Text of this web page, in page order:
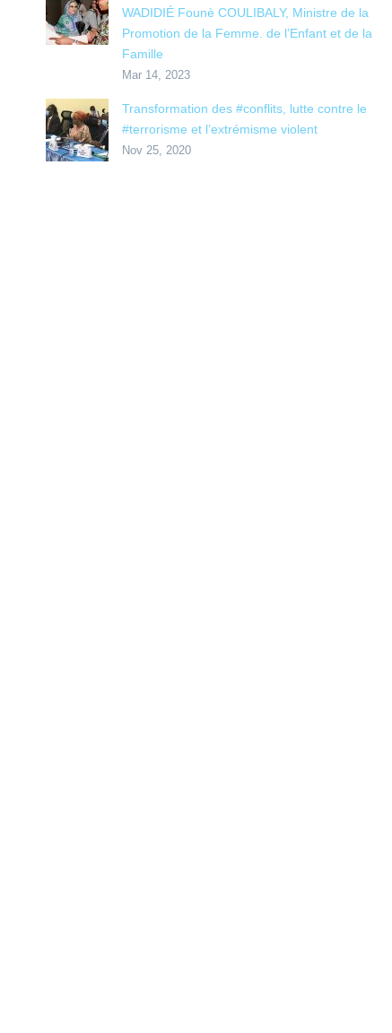
WADIDIÉ Founè COULIBALY, Ministre de la
Promotion de la Femme. de l’Enfant et de la
Famille
Mar 14, 2023
Transformation des #conflits, lutte contre le
#terrorisme et l’extrémisme violent
Nov 25, 2020